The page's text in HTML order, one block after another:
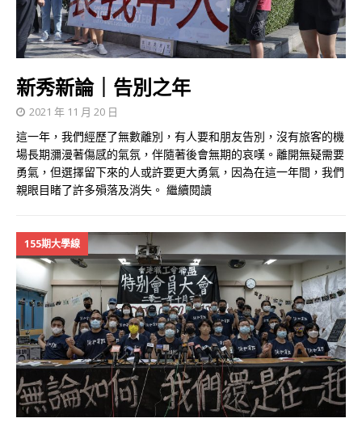
新秀新論｜告別之年
2021 年 11 月 20 日
這一年，我們經歷了無數離別，有人要和朋友告別，沒有旅客的機
場長期瀰漫著傷感的氣氛，伴隨著後會無期的哀嘆。離開無疑需要
勇氣，但選擇留下來的人或許要更大勇氣，因為在這一年間，我們
親眼目睹了許多殞落及消失。 繼續閱讀
155期大學線